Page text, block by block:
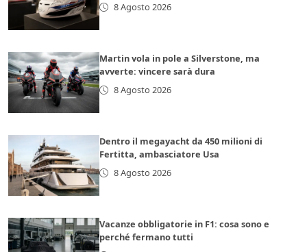
8 Agosto 2026
Martin vola in pole a Silverstone, ma
avverte: vincere sarà dura
8 Agosto 2026
Dentro il megayacht da 450 milioni di
Fertitta, ambasciatore Usa
8 Agosto 2026
Vacanze obbligatorie in F1: cosa sono e
perché fermano tutti